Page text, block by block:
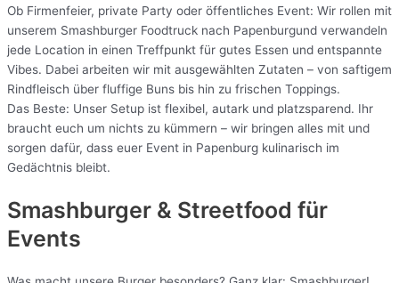
Ob Firmenfeier, private Party oder öffentliches Event: Wir rollen mit
unserem Smashburger Foodtruck nach Papenburgund verwandeln
jede Location in einen Treffpunkt für gutes Essen und entspannte
Vibes. Dabei arbeiten wir mit ausgewählten Zutaten – von saftigem
Rindfleisch über fluffige Buns bis hin zu frischen Toppings.
Das Beste: Unser Setup ist flexibel, autark und platzsparend. Ihr
braucht euch um nichts zu kümmern – wir bringen alles mit und
sorgen dafür, dass euer Event in Papenburg kulinarisch im
Gedächtnis bleibt.
Smashburger & Streetfood für
Events